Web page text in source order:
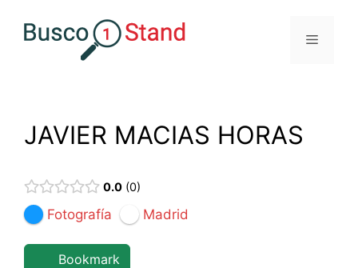
Menú
JAVIER MACIAS HORAS
0.0 0
Fotografía Madrid
Bookmark